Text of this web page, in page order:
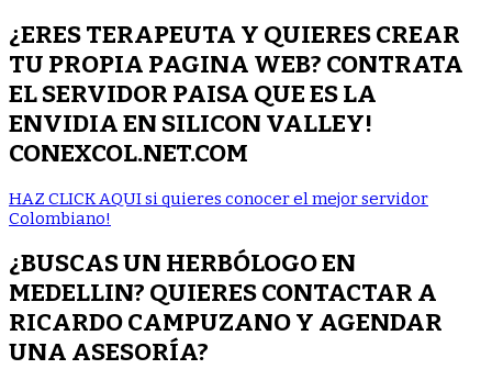
¿ERES TERAPEUTA Y QUIERES CREAR
TU PROPIA PAGINA WEB? CONTRATA
EL SERVIDOR PAISA QUE ES LA
ENVIDIA EN SILICON VALLEY!
CONEXCOL.NET.COM
HAZ CLICK AQUI si quieres conocer el mejor servidor
Colombiano!
¿BUSCAS UN HERBÓLOGO EN
MEDELLIN? QUIERES CONTACTAR A
RICARDO CAMPUZANO Y AGENDAR
UNA ASESORÍA?